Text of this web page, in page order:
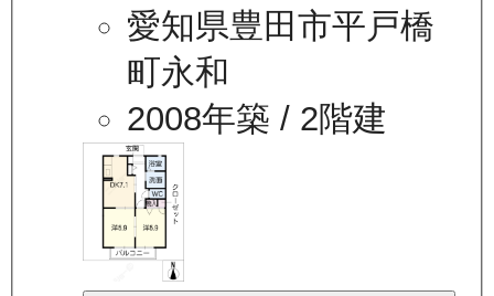
愛知県豊田市平戸橋
町永和
2008年築 / 2階建